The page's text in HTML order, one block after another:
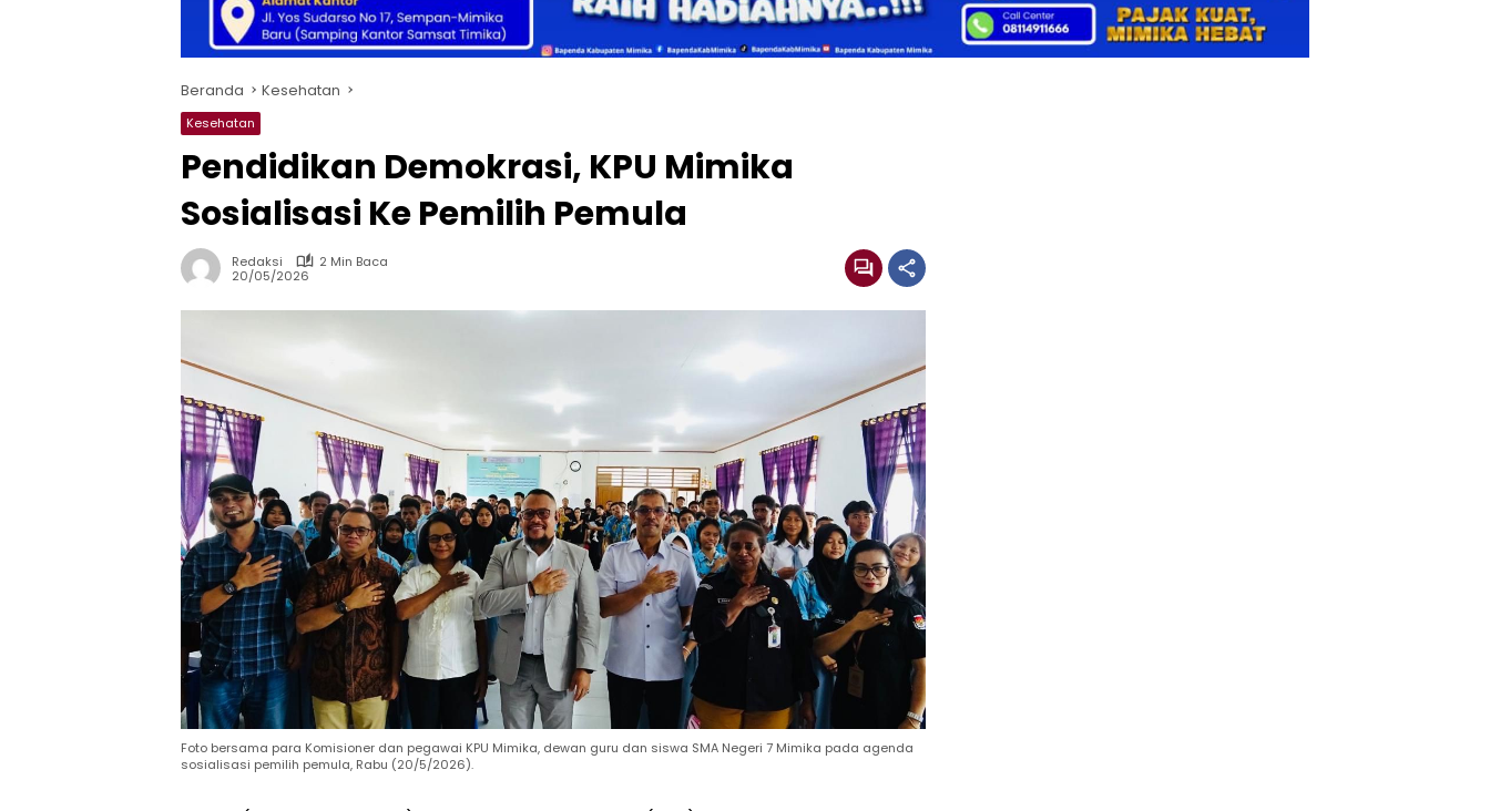
Beranda Kesehatan
Kesehatan
Pendidikan Demokrasi, KPU Mimika
Sosialisasi Ke Pemilih Pemula
Redaksi
2 Min Baca
20/05/2026
Foto bersama para Komisioner dan pegawai KPU Mimika, dewan guru dan siswa SMA Negeri 7 Mimika pada agenda
sosialisasi pemilih pemula, Rabu (20/5/2026).